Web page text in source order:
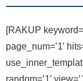
[RAKUP
page_num=’1′
random=’1′